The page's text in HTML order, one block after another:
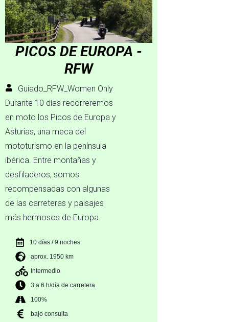
PICOS DE EUROPA -
RFW
Guiado_RFW_Women Only
Durante 10 días recorreremos
en moto los Picos de Europa y
Asturias, una meca del
mototurismo en la península
ibérica. Entre montañas y
desfiladeros, somos
recompensadas con algunas
de las carreteras y paisajes
más hermosos de Europa.
10 días / 9 noches
aprox. 1950 km
Intermedio
3 a 6 h/día de carretera
100%
bajo consulta